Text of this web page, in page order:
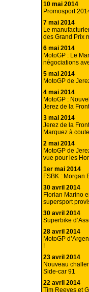
10 mai 2014
Promosport
7 mai 2014
Le
des Grand Prix
6 mai 2014
MotoGP : Le
négociations
5 mai 2014
MotoGP de
4 mai 2014
MotoGP :
Jerez de la
3 mai 2014
Jerez de la
Marquez à
2 mai 2014
MotoGP de
vue pour les
1er mai 2014
FSBK : Morgan
30 avril 2014
Florian Marino
supersport
30 avril 2014
Superbike
28 avril 2014
MotoGP
!
23 avril 2014
Nouveau
Side-car 91
22 avril 2014
Tim Reeves et